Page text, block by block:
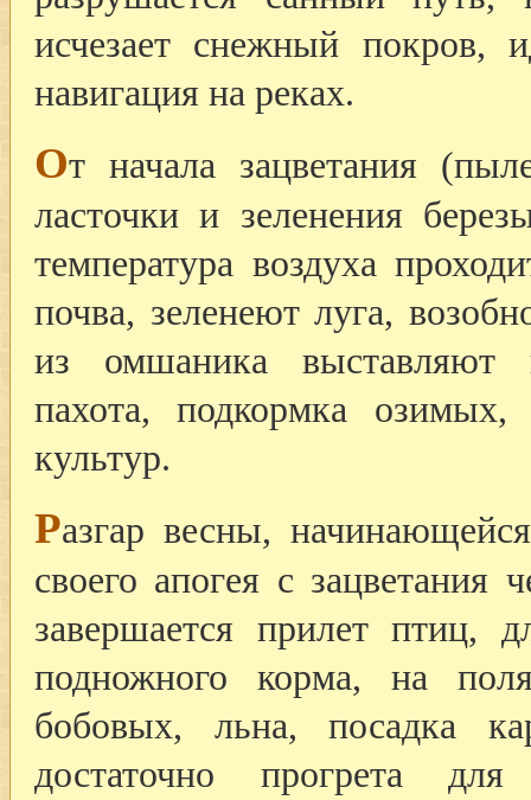
исчезает снежный покров,
навигация на реках.
От начала зацветания
ласточки и зеленения
температура воздуха
почва, зеленеют луга,
из омшаника выставляют
пахота, подкормка
культур.
Разгар весны,
своего апогея с
завершается прилет птиц,
подножного корма, на
бобовых, льна, посадка
достаточно прогрета